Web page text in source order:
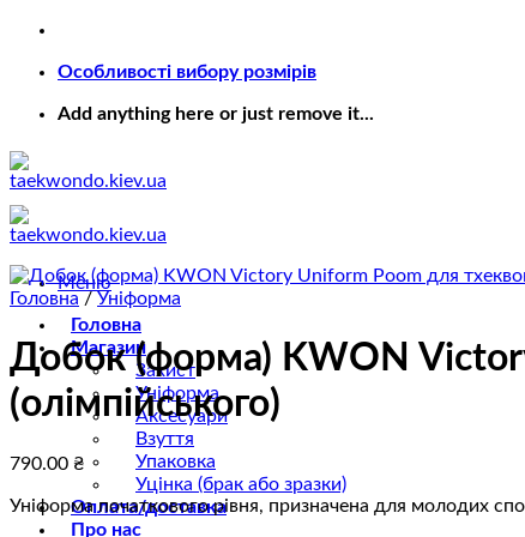
Пропустити
Особливості вибору розмірів
Add anything here or just remove it...
Меню
Головна
Магазин
Захист
Уніформа
Аксесуари
Взуття
Упаковка
Уцінка (брак або зразки)
Оплата/доставка
Про нас
Головна / Уніформа
Добок (форма) KWON
(олімпійського)
790.00 ₴
Уніформа початкового рівня, призначена для молодих